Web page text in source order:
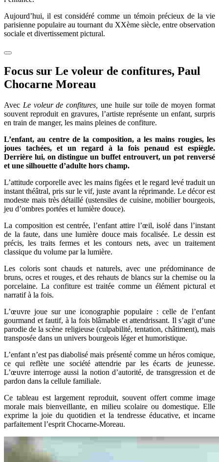
Aujourd’hui, il est considéré comme un témoin précieux de la vie
parisienne populaire au tournant du XXème siècle, entre observation
sociale et divertissement pictural.
Focus sur Le voleur de confitures, Paul
Chocarne Moreau
Avec Le voleur de confitures,une huile sur toile de moyen format
souvent reproduit en gravures, l’artiste représente un enfant, surpris
en train de manger, les mains pleines de confiture.
L’enfant, au centre de la composition, a les mains rougies, les
joues tachées, et un regard à la fois penaud est espiègle.
Derrière lui, on distingue un buffet entrouvert, un pot renversé
et une silhouette d’adulte hors champ.
L’attitude corporelle avec les mains figées et le regard levé traduit un
instant théâtral, pris sur le vif, juste avant la réprimande. Le décor est
modeste mais très détaillé (ustensiles de cuisine, mobilier bourgeois,
jeu d’ombres portées et lumière douce).
La composition est centrée, l’enfant attire l’œil, isolé dans l’instant
de la faute, dans une lumière douce mais focalisée. Le dessin est
précis, les traits fermes et les contours nets, avec un traitement
classique du volume par la lumière.
Les coloris sont chauds et naturels, avec une prédominance de
bruns, ocres et rouges, et des rehauts de blancs sur la chemise ou la
porcelaine. La confiture est traitée comme un élément pictural et
narratif à la fois.
L’œuvre joue sur une iconographie populaire : celle de l’enfant
gourmand et fautif, à la fois blâmable et attendrissant. Il s’agit d’une
parodie de la scène religieuse (culpabilité, tentation, châtiment), mais
transposée dans un univers bourgeois léger et humoristique.
L’enfant n’est pas diabolisé mais présenté comme un héros comique,
ce qui reflète une société attendrie par les écarts de jeunesse.
L’œuvre interroge aussi la notion d’autorité, de transgression et de
pardon dans la cellule familiale.
Ce tableau est largement reproduit, souvent offert comme image
morale mais bienveillante, en milieu scolaire ou domestique. Elle
exprime la joie du quotidien et la tendresse éducative, et incarne
parfaitement l’esprit Chocarne-Moreau.